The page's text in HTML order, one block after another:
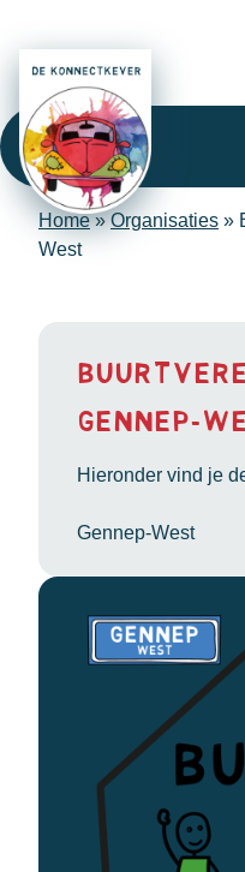
Home»Organisaties »
West
Gennep-
Hieronder vind je
Gennep-West